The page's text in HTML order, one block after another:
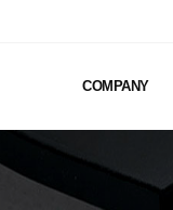
COMPANY